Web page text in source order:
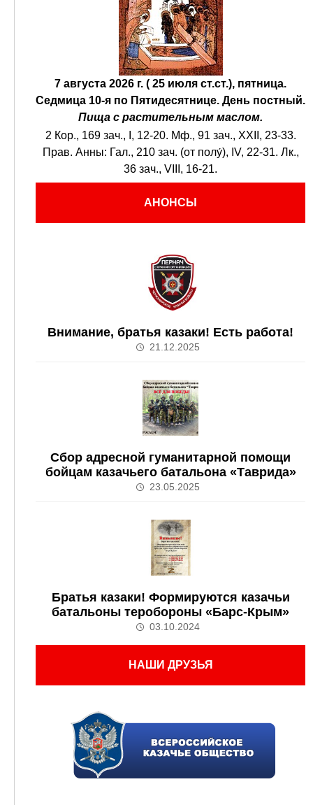
7 августа 2026 г. ( 25 июля ст.ст.), пятница.
Седмица 10-я по Пятидесятнице. День постный.
Пища с растительным маслом.
2 Кор., 169 зач., I, 12-20. Мф., 91 зач., XXII, 23-33.
Прав. Анны: Гал., 210 зач. (от полу́), IV, 22-31. Лк.,
36 зач., VIII, 16-21.
АНОНСЫ
Внимание, братья казаки! Есть работа!
21.12.2025
Сбор адресной гуманитарной помощи
бойцам казачьего батальона «Таврида»
23.05.2025
Братья казаки! Формируются казачьи
батальоны теробороны «Барс-Крым»
03.10.2024
НАШИ ДРУЗЬЯ